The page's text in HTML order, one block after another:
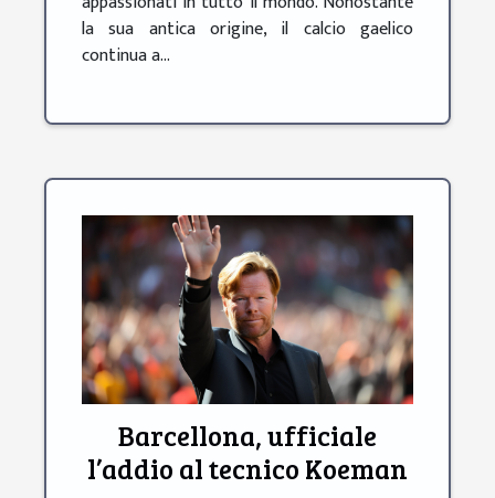
la sua antica origine, il calcio gaelico
continua a...
Barcellona, ufficiale
l’addio al tecnico Koeman